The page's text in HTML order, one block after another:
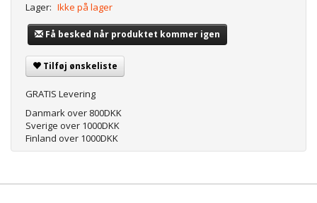
Lager: Ikke på lager
Få besked når produktet kommer igen
Tilføj ønskeliste
GRATIS Levering
Danmark over 800DKK
Sverige over 1000DKK
Finland over 1000DKK